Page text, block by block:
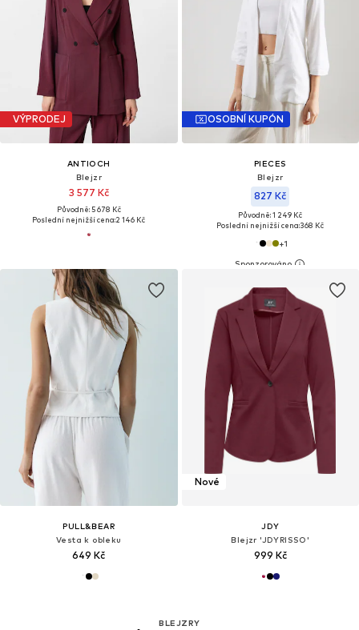
VÝPRODEJ
ANTIOCH
Blejzr
3 577 Kč
Původně: 5 678 Kč
Poslední nejnižší cena:2 146 Kč
OSOBNÍ KUPÓN
PIECES
Blejzr
827 Kč
Původně: 1 249 Kč
Poslední nejnižší cena:368 Kč
+1
PULL&BEAR
Vesta k obleku
649 Kč
Nové
JDY
Blejzr 'JDYRISSO'
999 Kč
BLEJZRY